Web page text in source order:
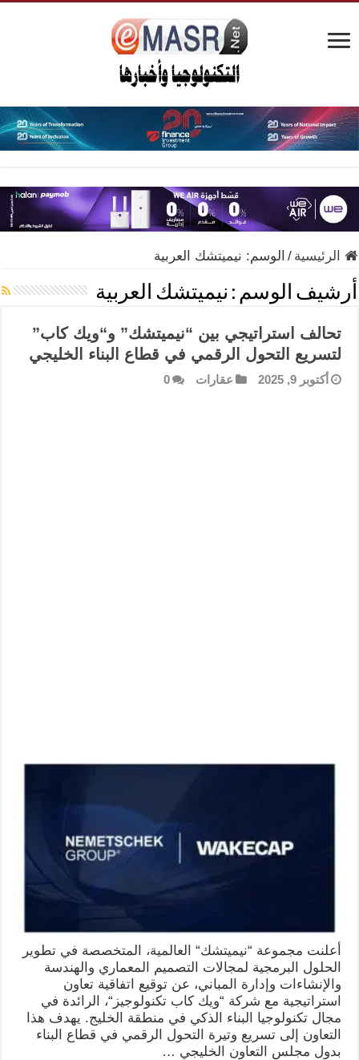
الرئيسية / الوسم: نيميتشك العربية
أرشيف الوسم : نيميتشك العربية
تحالف استراتيجي بين “نيميتشك” و“ويك كاب”
لتسريع التحول الرقمي في قطاع البناء الخليجي
أكتوبر 9, 2025 عقارات 0
أعلنت مجموعة “نيميتشك“ العالمية، المتخصصة في تطوير
الحلول البرمجية لمجالات التصميم المعماري والهندسة
والإنشاءات وإدارة المباني، عن توقيع اتفاقية تعاون
استراتيجية مع شركة “ويك كاب تكنولوجيز“، الرائدة في
مجال تكنولوجيا البناء الذكي في منطقة الخليج. يهدف هذا
التعاون إلى تسريع وتيرة التحول الرقمي في قطاع البناء
بدول مجلس التعاون الخليجي …